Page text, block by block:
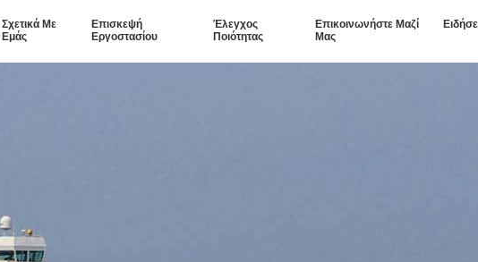
Σχετικά Με
Εμάς
Επισκεψή
Εργοστασίου
Έλεγχος
Ποιότητας
Επικοινωνήστε Μαζί
Μας